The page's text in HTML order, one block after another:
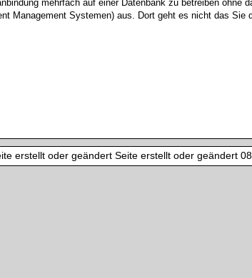
mehrfach auf einer Datenbank zu betreiben
Management Systemen) aus. Dort geht es nicht das Sie
erstellt oder geändert Seite erstellt oder geändert